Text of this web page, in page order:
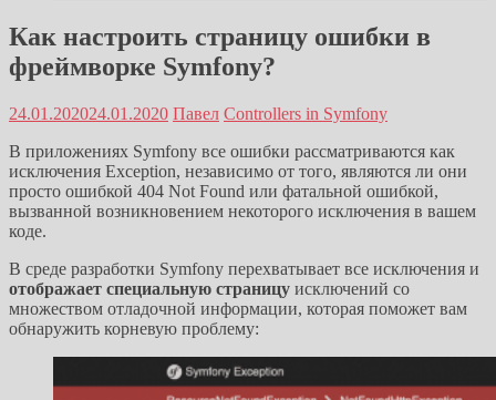
Как настроить страницу ошибки в
фреймворке Symfony?
24.01.202024.01.2020 Павел Controllers in Symfony
В приложениях Symfony все ошибки рассматриваются как
исключения Exception, независимо от того, являются ли они
просто ошибкой 404 Not Found или фатальной ошибкой,
вызванной возникновением некоторого исключения в вашем
коде.
В среде разработки Symfony перехватывает все исключения и
отображает специальную страницу исключений со
множеством отладочной информации, которая поможет вам
обнаружить корневую проблему: